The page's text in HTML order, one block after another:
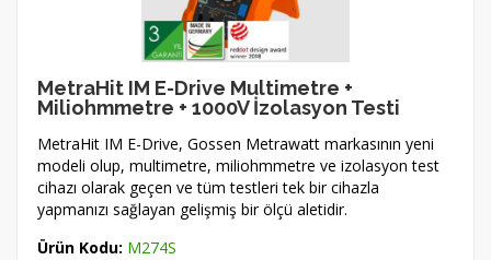
MetraHit IM E-Drive Multimetre +
Miliohmmetre + 1000V İzolasyon Testi
MetraHit IM E-Drive, Gossen Metrawatt markasının yeni
modeli olup, multimetre, miliohmmetre ve izolasyon test
cihazı olarak geçen ve tüm testleri tek bir cihazla
yapmanızı sağlayan gelişmiş bir ölçü aletidir.
Ürün Kodu: M274S